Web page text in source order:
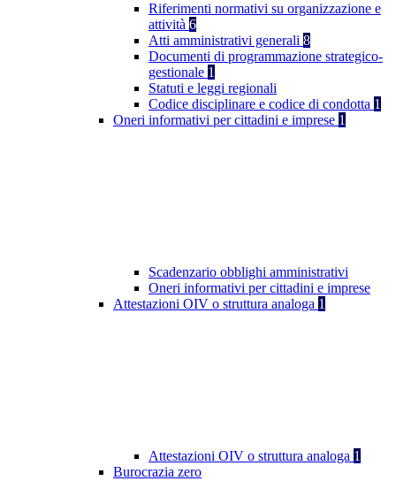
Riferimenti normativi su organizzazione e
attività 6
Atti amministrativi generali 8
Documenti di programmazione strategico-
gestionale 1
Statuti e leggi regionali
Codice disciplinare e codice di condotta 1
Oneri informativi per cittadini e imprese 1
Scadenzario obblighi amministrativi
Oneri informativi per cittadini e imprese
Attestazioni OIV o struttura analoga 1
Attestazioni OIV o struttura analoga 1
Burocrazia zero